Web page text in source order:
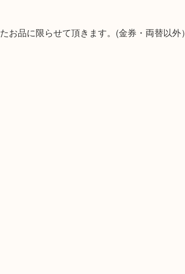
品に限らせて頂きます。(金券・両替以外）